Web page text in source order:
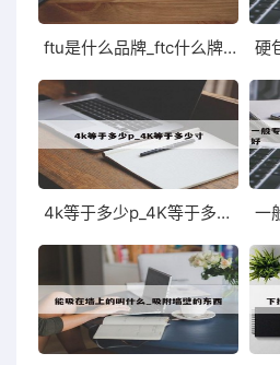
ftu是什么品牌_ftc什么牌子
4k等于多少p_4K等于多少寸